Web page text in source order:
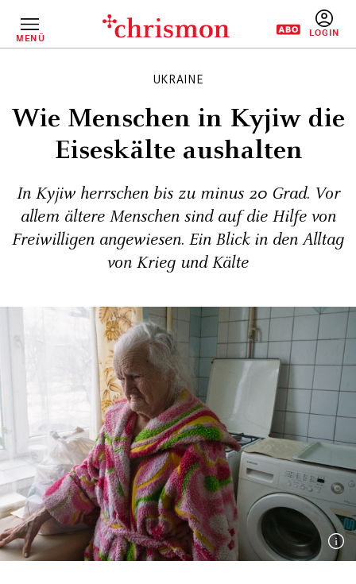
InhaltMENÜ
UKRAINE
Wie Menschen in Kyjiw die
Eiseskälte aushalten
In Kyjiw herrschen bis zu minus 20 Grad. Vor
allem ältere Menschen sind auf die Hilfe von
Freiwilligen angewiesen. Ein Blick in den Alltag
von Krieg und Kälte